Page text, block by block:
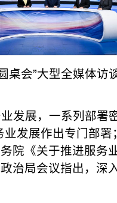
桌会”大型全媒体访
发展，一系列部署
发展作出专门部
院《关于推进服务
治局会议指出，深